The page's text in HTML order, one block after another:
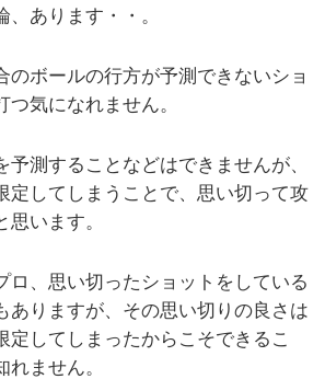
あります・・。
のボールの行方が予測できないショ
つ気になれません。
予測することなどはできませんが、
定してしまうことで、思い切って攻
います。
ロ、思い切ったショットをしている
ありますが、その思い切りの良さは
定してしまったからこそできるこ
れません。